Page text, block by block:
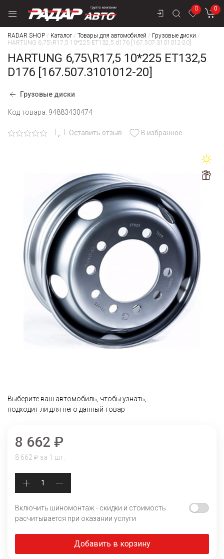
0 0
RADAR SHOP / Каталог / Товары для автомобилей / Грузовые диски /
HARTUNG 6,75\R17,5 10*225 ET132,5 d176 [167.507.3101012-20]
HARTUNG 6,75\R17,5 10*225 ET132,5
D176 [167.507.3101012-20]
Грузовые диски
Код товара: 94883430474
Оставить отзыв В избранное
Выберите ваш автомобиль, чтобы узнать,
подходит ли для него данный товар
8 662 ₽
8 662 ₽ за 1 шт.
Включить шиномонтаж - скидки и стоимость
расчитывается при оказании услуги
Добавить в корзину